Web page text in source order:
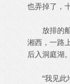
也弄掉了，
放排的船
湘西，一路
后入洞庭湖。
“我见此地